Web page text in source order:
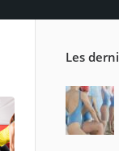
Les